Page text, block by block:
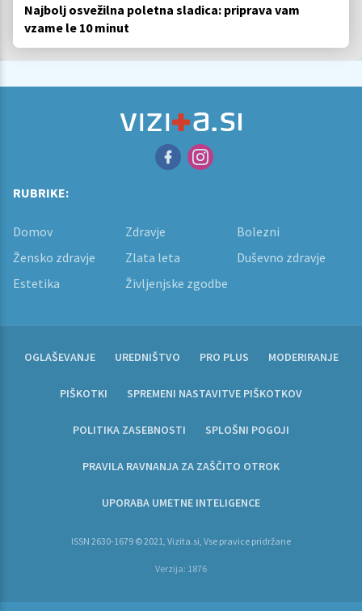
Najbolj osvežilna poletna sladica: priprava vam
vzame le 10 minut
RUBRIKE:
Domov Zdravje
Bolezni
Žensko zdravje
Zlata leta
Duševno zdravje
Estetika
Življenjske zgodbe
OGLAŠEVANJE UREDNIŠTVO PRO PLUS MODERIRANJE
PIŠKOTKI SPREMENI NASTAVITVE PIŠKOTKOV
POLITIKA ZASEBNOSTI SPLOŠNI POGOJI
PRAVILA RAVNANJA ZA ZAŠČITO OTROK
UPORABA UMETNE INTELIGENCE
ISSN 2630-1679 © 2021, Vizita.si, Vse pravice pridržane
Verzija: 1876